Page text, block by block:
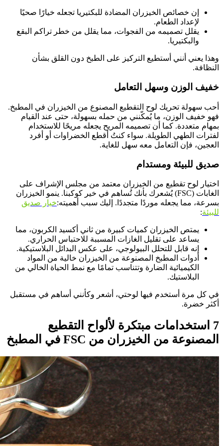
إن خصائص الخيزران المضادة للبكتيريا تجعله خيارًا صحيًا
لإعداد الطعام.
يقلل تصميمه من الفجوات، مما يقلل من خطر تراكم البقع
والبكتيريا.
وهذا يعني أنني أستطيع التركيز على الطبخ دون القلق بشأن
النظافة.
خفيف الوزن وسهل التعامل
أحب سهولة تحريك لوح التقطيع المصنوع من الخيزران في المطبخ.
فهو خفيف الوزن، ما يُمكّنني من حمله بسهولة، حتى عند القيام
بمهام متعددة. كما أن تصميمه المريح يجعله مريحًا للاستخدام
لفترات الطهي الطويلة. سواء كنتُ أقطع الخضراوات أو أفرد
العجين، فإن التعامل معه سهل للغاية.
صديق للبيئة ومستدام
اختيار لوح تقطيع من الخيزران معتمد من مجلس الإشراف على
الغابات (FSC) يُشعرك بأنك تُساهم في خير كوكبنا. ينمو الخيزران
بسرعة، مما يجعله موردًا متجددًا. إليك سبب أهميته:خيار صديق
للبيئة:
يمتص الخيزران كميات كبيرة من ثاني أكسيد الكربون، مما
يساعد على تقليل الغازات المسببة للاحتباس الحراري.
إنه قابل للتحلل البيولوجي، على عكس البدائل البلاستيكية.
أدوات المطبخ المصنوعة من الخيزران خالية من المواد
الكيميائية الضارة وتتناسب تمامًا مع نمط الحياة الخالي من
البلاستيك.
في كل مرة أستخدم فيها لوحتي، أشعر وكأنني أساهم في مستقبل
أكثر خضرة.
7 استخدامات مبتكرة لألواح التقطيع
المصنوعة من الخيزران من FSC في المطبخ